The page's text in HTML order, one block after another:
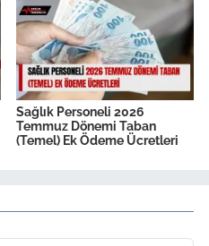
Sağlık Personeli 2026
Temmuz Dönemi Taban
(Temel) Ek Ödeme Ücretleri